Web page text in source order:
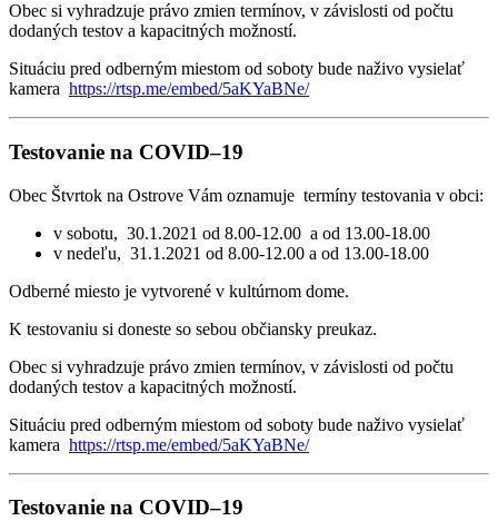
Obec si vyhradzuje právo zmien termínov, v závislosti od počtu
dodaných testov a kapacitných možností.
Situáciu pred odberným miestom od soboty bude naživo vysielať
kamera https://rtsp.me/embed/5aKYaBNe/
Testovanie na COVID–19
Obec Štvrtok na Ostrove Vám oznamuje termíny testovania v obci:
v sobotu, 30.1.2021 od 8.00-12.00 a od 13.00-18.00
v nedeľu, 31.1.2021 od 8.00-12.00 a od 13.00-18.00
Odberné miesto je vytvorené v kultúrnom dome.
K testovaniu si doneste so sebou občiansky preukaz.
Obec si vyhradzuje právo zmien termínov, v závislosti od počtu
dodaných testov a kapacitných možností.
Situáciu pred odberným miestom od soboty bude naživo vysielať
kamera https://rtsp.me/embed/5aKYaBNe/
Testovanie na COVID–19